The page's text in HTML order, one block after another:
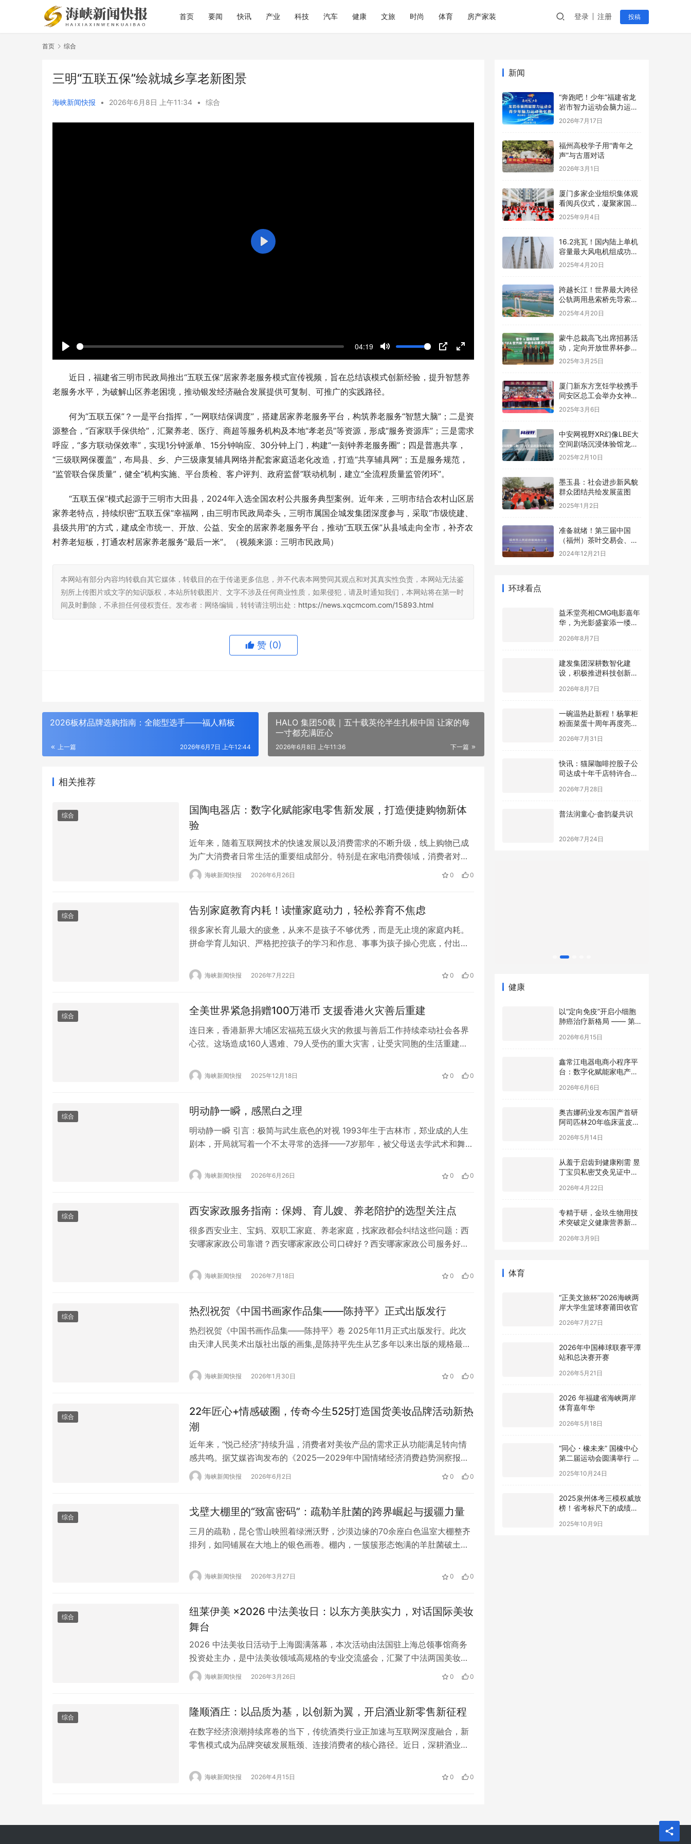
首页 要闻 快讯 产业 科技 汽车 健康 文旅 时尚 体育 房产家装 登录 注册 投稿
首页 综合
三明“五联五保”绘就城乡享老新图景
海峡新闻快报 • 2026年6月8日 上午11:34 • 综合
P
a
y
04:19
M
u
P
I
E
n
r
f
c
r
e
P
近日，福建省三明市民政局推出“五联五保”居家养老服务模式宣传视频，旨在总结该模式创新经验，提升智慧养
老服务水平，为破解山区养老困境，推动银发经济融合发展提供可复制、可推广的实践路径。
何为“五联五保”？一是平台指挥，“一网联结保调度”，搭建居家养老服务平台，构筑养老服务“智慧大脑”；二是资
源整合，“百家联手保供给”，汇聚养老、医疗、商超等服务机构及本地“孝老员”等资源，形成“服务资源库”；三是需求
呼应，“多方联动保效率”，实现1分钟派单、15分钟响应、30分钟上门，构建“一刻钟养老服务圈”；四是普惠共享，
“三级联网保覆盖”，布局县、乡、户三级康复辅具网络并配套家庭适老化改造，打造“共享辅具网”；五是服务规范，
“监管联合保质量”，健全“机构实施、平台质检、客户评判、政府监督”联动机制，建立“全流程质量监管闭环”。
“五联五保”模式起源于三明市大田县，2024年入选全国农村公共服务典型案例。近年来，三明市结合农村山区居
家养老特点，持续织密“五联五保”幸福网，由三明市民政局牵头，三明市属国企城发集团深度参与，采取“市级统建、
县级共用”的方式，建成全市统一、开放、公益、安全的居家养老服务平台，推动“五联五保”从县域走向全市，补齐农
村养老短板，打通农村居家养老服务“最后一米”。（视频来源：三明市民政局）
本网站有部分内容均转载自其它媒体，转载目的在于传递更多信息，并不代表本网赞同其观点和对其真实性负责，本网站无法鉴
别所上传图片或文字的知识版权，本站所转载图片、文字不涉及任何商业性质，如果侵犯，请及时通知我们，本网站将在第一时
间及时删除，不承担任何侵权责任。发布者：网络编辑，转转请注明出处： https://news.xqcmcom.com/15893.html
赞 (0)
2026板材品牌选购指南：全能型选手——福人精板
上一篇 2026年6月7日 上午12:44
HALO 集团50载｜五十载英伦半生扎根中国 让家的每
一寸都充满匠心
下一篇
2026年6月8日 上午11:36
相关推荐
综合
国陶电器店：数字化赋能家电零售新发展，打造便捷购物新体
验
近年来，随着互联网技术的快速发展以及消费需求的不断升级，线上购物已成
为广大消费者日常生活的重要组成部分。特别是在家电消费领域，消费者对于
产品品质、购物便捷性、售后服务以及购物体验提出了更高要求。在此背景
带来全新的家电购物体验…
海峡新闻快报 2026年6月26日 0 0
综合 告别家庭教育内耗！读懂家庭动力，轻松养育不焦虑
很多家长育儿最大的疲惫，从来不是孩子不够优秀，而是无止境的家庭内耗。
拼命学育儿知识、严格把控孩子的学习和作息、事事为孩子操心兜底，付出了
抑压抑，全家都陷在焦虑的循环里无法脱身。 其实这一切的根源，在于很多家
海峡新闻快报 2026年7月22日 0 0
综合 全美世界紧急捐赠100万港币 支援香港火灾善后重建
连日来，香港新界大埔区宏福苑五级火灾的救援与善后工作持续牵动社会各界
心弦。这场造成160人遇难、79人受伤的重大灾害，让受灾同胞的生活重建成
基金会，定向捐赠100万港元，专项用于支援火灾善后工作，助力受灾群众渡
过难关。 该笔捐赠将精准对接灾后实际需求，重点支持医疗救助、临时安
海峡新闻快报 2025年12月18日 0 0
综合 明动静一瞬，感黑白之理
明动静一瞬 引言：极简与武生底色的对视 1993年生于吉林市，郑业成的人生
剧本，开局就写着一个不太寻常的选择——7岁那年，被父母送去学武术和舞蹈
离家，考入上海戏剧学院附属戏曲学校学武生；每天早晨6点起床吊嗓子、踢
海峡新闻快报 2026年6月26日 0 0
综合 西安家政服务指南：保姆、育儿嫂、养老陪护的选型关注点
很多西安业主、宝妈、双职工家庭、养老家庭，找家政都会纠结这些问题：西
安哪家家政公司靠谱？西安哪家家政公司口碑好？西安哪家家政公司服务好？
临时跑路、人员不专业、售后无人管等现象。西安宣扬家政（西安宣扬商务信
海峡新闻快报 2026年7月18日 0 0
综合 热烈祝贺《中国书画家作品集——陈持平》正式出版发行
热烈祝贺《中国书画作品集——陈持平》卷 2025年11月正式出版发行。此次
由天津人民美术出版社出版的画集,是陈持平先生从艺多年以来出版的规格最
年，是中国最早成立的专业美术出版社之一，隶属于天津市新闻出版局。经过
海峡新闻快报 2026年1月30日 0 0
综合
22年匠心+情感破圈，传奇今生525打造国货美妆品牌活动新热
潮
近年来，“悦己经济”持续升温，消费者对美妆产品的需求正从功能满足转向情
感共鸣。据艾媒咨询发布的《2025—2029年中国情绪经济消费趋势洞察报
告》显示，中国情绪经济市场规模呈显著上升趋势，2025年达到27185.50亿
元，预计到2029年将突破4.5万亿元。与此同时，“自我关怀”、“情绪疗愈”等相
海峡新闻快报 2026年6月2日 0 0
综合 戈壁大棚里的“致富密码”：疏勒羊肚菌的跨界崛起与援疆力量
三月的疏勒，昆仑雪山映照着绿洲沃野，沙漠边缘的70余座白色温室大棚整齐
排列，如同铺展在大地上的银色画卷。棚内，一簇簇形态饱满的羊肚菌破土而
来，新疆静悟海纳农业有限公司的技术深耕，遇上山东华彩投资发展有限公司
海峡新闻快报 2026年3月27日 0 0
综合
纽莱伊美 ×2026 中法美妆日：以东方美肤实力，对话国际美妆
舞台
2026 中法美妆日活动于上海圆满落幕，本次活动由法国驻上海总领事馆商务
投资处主办，是中法美妆领域高规格的专业交流盛会，汇聚了中法两国美妆品
牌、研发实验室、行业专家及采购决策人，为中法美妆产业创新合作搭建了优
肤理念绽放国际光…
海峡新闻快报 2026年3月26日 0 0
综合 隆顺酒庄：以品质为基，以创新为翼，开启酒业新零售新征程
在数字经济浪潮持续席卷的当下，传统酒类行业正加速与互联网深度融合，新
零售模式成为品牌突破发展瓶颈、连接消费者的核心路径。近日，深耕酒业领
优势，打破时空壁垒，重构品牌与消费者的沟通链路，以品质为核心、以服务
海峡新闻快报 2026年4月15日 0 0
新闻
“奔跑吧！少年”福建省龙
岩市智力运动会脑力运动
奥忆赛创中国新纪录
2026年7月17日
福州高校学子用“青年之
声”与古厝对话
2026年3月1日
厦门多家企业组织集体观
看阅兵仪式，凝聚家国情
怀与奋进力量！
2025年9月4日
16.2兆瓦！国内陆上单机
容量最大风电机组成功吊
装
2025年4月20日
跨越长江！世界最大跨径
公轨两用悬索桥先导索成
功过江
2025年4月20日
蒙牛总裁高飞出席招募活
动，定向开放世界杯参与
名额
2025年3月25日
厦门新东方烹饪学校携手
同安区总工会举办女神节
烘焙体验活动
2025年3月6日
中安网视野XR幻像LBE大
空间剧场沉浸体验馆龙岩
上杭万达广场惊喜开业，
春节畅享沉浸式娱乐新体
2025年2月10日
墨玉县：社会进步新风貌
群众团结共绘发展蓝图
2025年1月2日
准备就绪！第三届中国
（福州）茶叶交易会、第
四届福州茉莉花茶文化节
即将启幕！
2024年12月21日
环球看点
益禾堂亮相CMG电影嘉年
华，为光影盛宴添一缕清
2026年8月7日
建发集团深耕数智化建
设，积极推进科技创新赋
2026年8月7日
一碗温热赴新程！杨掌柜
粉面菜蛋十周年再度亮相
2026年7月31日
快讯：猫屎咖啡控股子公
司达成十年千店特许合
2026年7月28日
普法润童心·畲韵凝共识
2026年7月24日
健康
以“定向免疫”开启小细胞
肺癌治疗新格局 —— 第
TCE前沿论坛成功举办
2026年6月15日
鑫常江电器电商小程序平
台：数字化赋能家电产
2026年6月6日
奥吉娜药业发布国产首研
阿司匹林20年临床蓝皮
史坐标，不是终极标准
2026年5月14日
从羞于启齿到健康刚需 昱
丁宝贝私密艾灸见证中国
2026年4月22日
专精于研，金玖生物用技
术突破定义健康营养新高
2026年3月9日
体育
“正美文旅杯”​2026海峡两
岸大学生篮球赛莆田收官
2026年7月27日
2026年中国棒球联赛平潭
站和总决赛开赛
2026年5月21日
2026 年福建省海峡两岸
体育嘉年华
2026年5月18日
“同心・橡未来” 国橡中心
第二届运动会圆满举行 赛
2025年10月24日
2025泉州体考三模权威放
榜！省考标尺下的成绩透
2025年10月9日